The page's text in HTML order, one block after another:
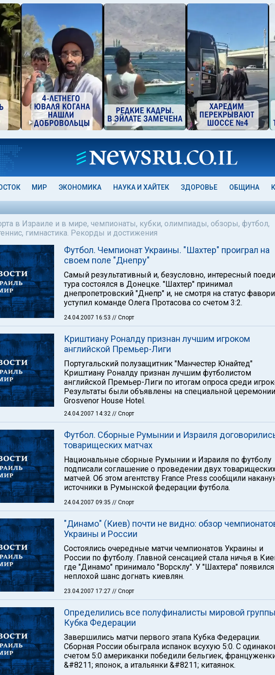
МИР ЭКОНОМИКА НАУКА И ХАЙТЕК ЗДОРОВЬЕ ОБЩИНА
в Израиле и в мире, чемпионаты, кубки, олимпиады, обзоры, футбол,
гимнастика. Рекорды и достижения
Футбол. Чемпионат Украины. "Шахтер" проиграл на
своем поле "Днепру"
Самый результативный и, безусловно, интересный
тура состоялся в Донецке. "Шахтер" принимал
днепропетровский "Днепр" и, не смотря на статус
уступил команде Олега Протасова со счетом 3:2.
24.04.2007 16:53 // Спорт
Криштиану Роналду признан лучшим игроком
английской Премьер-Лиги
Португальский полузащитник "Манчестер Юнайтед"
Криштиану Роналду признан лучшим футболистом
английской Премьер-Лиги по итогам опроса среди
Результаты были объявлены на специальной
Grosvenor House Hotel.
24.04.2007 14:32 // Спорт
Футбол. Сборные Румынии и Израиля
товарищеских матчах
Национальные сборные Румынии и Израиля по футболу
подписали соглашение о проведении двух
матчей. Об этом агентству France Press сообщили
источники в Румынской федерации футбола.
24.04.2007 09:35 // Спорт
"Динамо" (Киев) почти не видно: обзор
Украины и России
Состоялись очередные матчи чемпионатов Украины и
России по футболу. Главной сенсацией стала ничья в
где "Динамо" принимало "Ворсклу". У "Шахтера" появился
неплохой шанс догнать киевлян.
23.04.2007 17:27 // Спорт
Определились все полуфиналисты мировой группы
Кубка Федерации
Завершились матчи первого этапа Кубка Федерации.
Сборная России обыграла испанок всухую 5:0. С
счетом 5:0 американки победили бельгиек,
&#8211; японок, а итальянки &#8211; китаянок.